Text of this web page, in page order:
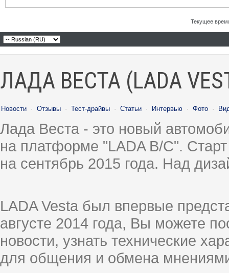
Текущее
ЛАДА ВЕСТА (LADA
Новости · Отзывы · Тест-драйвы · Статьи · Интервью · Фото ·
Лада Веста - это новый
на платформе "LADA B/C".
на сентябрь 2015 года. Над
LADA Vesta был впервые
августе 2014 года, Вы можете
новости, узнать технические
для общения и обмена